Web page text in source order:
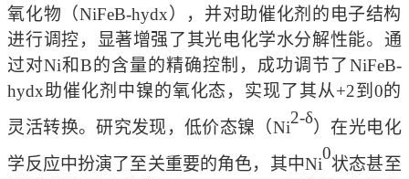
氧化物（NiFeB-hydx），并对助催化剂的电子结构
进行调控，显著增强了其光电化学水分解性能。通
过对Ni和B的含量的精确控制，成功调节了NiFeB-
hydx助催化剂中镍的氧化态，实现了其从+2到0的
灵活转换。研究发现，低价态镍（Ni
2-δ
）在光电化
学反应中扮演了至关重要的角色，其中Ni
0
状态甚至